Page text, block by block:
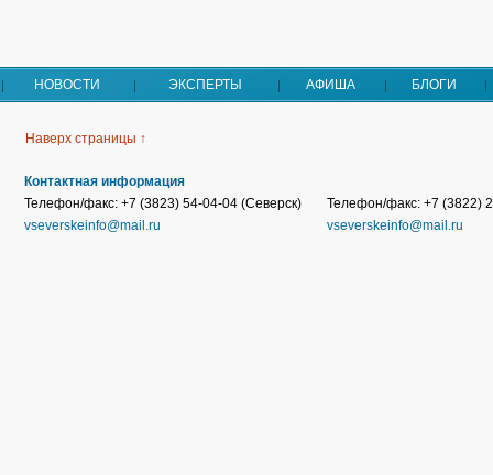
НОВОСТИ ЭКСПЕРТЫ АФИША БЛОГИ
Наверх страницы ↑
Контактная информация
Телефон/факс: +7 (3823) 54-04-04 (Северск)
vseverskeinfo@mail.ru
Телефон/факс: +7 (3822)
vseverskeinfo@mail.ru